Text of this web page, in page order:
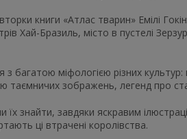
книги «Атлас тварин» Емілі
Хай-Бразиль, місто в пустелі
з багатою міфологією різних
зображень, легенд про
їх знайти, завдяки яскравим
ці втрачені королівства.